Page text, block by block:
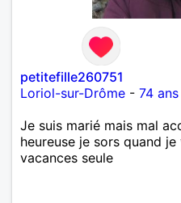
petitefille260751
Loriol-sur-Drôme - 74 ans
Je suis marié mais mal
heureuse je sors quand
vacances seule